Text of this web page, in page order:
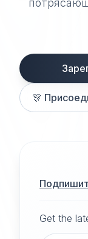
🎊
Get the